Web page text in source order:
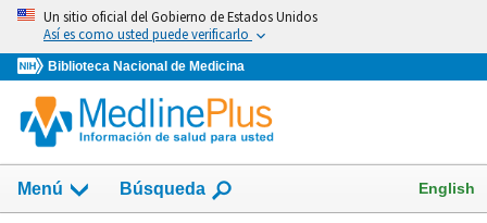
Omita
vaya
al
Contenido
Un sitio oficial del Gobierno de Estados Unidos
Así es como usted puede verificarlo
Biblioteca Nacional de Medicina
Menú Búsqueda English